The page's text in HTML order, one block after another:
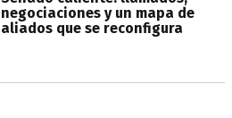
negociaciones y un mapa de
aliados que se reconfigura